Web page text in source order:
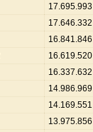
17.695.993
17.646.332
16.841.846
16.619.520
16.337.632
14.986.969
14.169.551
13.975.856